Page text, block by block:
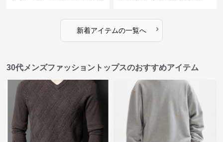
新着アイテムの一覧へ ›
30代メンズファッショントップスのおすすめアイテム